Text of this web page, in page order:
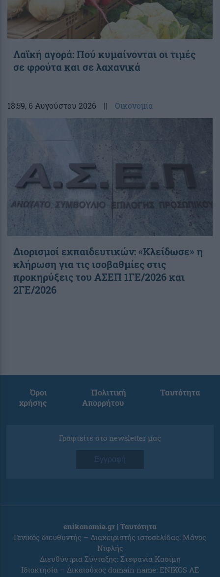
Λαϊκή αγορά: Πού κυμαίνονται οι τιμές
σε φρούτα και σε λαχανικά
18:59, 6 Αυγούστου 2026 || Οικονομία
Διορισμοί εκπαιδευτικών: «Κλείδωσε» η
κλήρωση για τις ισοβαθμίες στις
προκηρύξεις του ΑΣΕΠ 1ΓΕ/2026 και
2ΓΕ/2026
Όροι
χρήσης
Πολιτική
Απορρήτου
Ταυτότητα
Γραφτείτε στο newsletter μας
Εγγραφή
enikonomia.gr | Ταυτότητα
Γενικός διευθυντής – Διαχειριστής ιστοσελίδας: Μάνος
Νιφλής
Διευθύντρια Σύνταξης: Στεφανία Κασίμη
Ιδιοκτησία – Δικαιούχος domain name: ENIKOS AE